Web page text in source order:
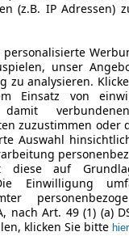
(z.B. IP Adressen)
unser
zu analysieren.
Einsatz von
zuzustimmen oder
Auswahl
diese auf
Einwilligung
nach Art. 49 (1) (a)
klicken Sie bitte hier